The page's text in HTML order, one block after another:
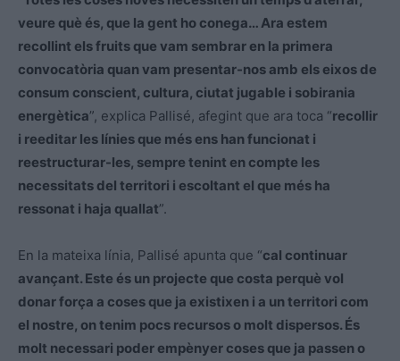
veure què és, que la gent ho conega… Ara estem
recollint els fruits que vam sembrar en la primera
convocatòria quan vam presentar-nos amb els eixos de
consum conscient, cultura, ciutat jugable i sobirania
energètica”, explica Pallisé, afegint que ara toca “recollir
i reeditar les línies que més ens han funcionat i
reestructurar-les, sempre tenint en compte les
necessitats del territori i escoltant el que més ha
ressonat i haja quallat”.
En la mateixa línia, Pallisé apunta que “cal continuar
avançant. Este és un projecte que costa perquè vol
donar força a coses que ja existixen i a un territori com
el nostre, on tenim pocs recursos o molt dispersos. És
molt necessari poder empènyer coses que ja passen o